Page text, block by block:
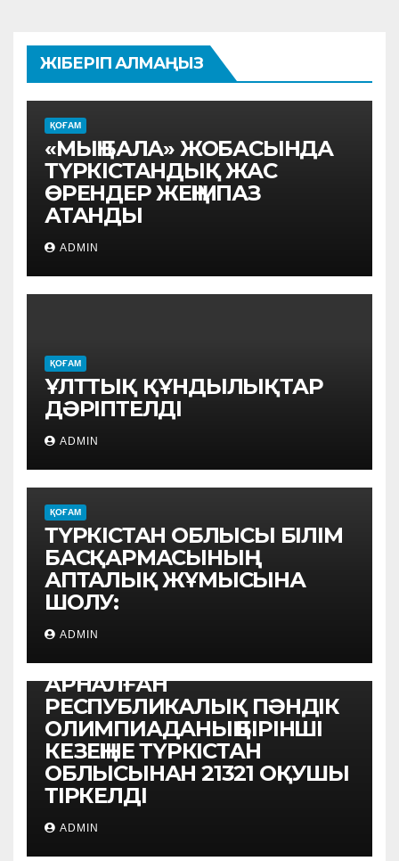
ЖІБЕРІП АЛМАҢЫЗ
ҚОҒАМ
«МЫҢ БАЛА» ЖОБАСЫНДА
ТҮРКІСТАНДЫҚ ЖАС
ӨРЕНДЕР ЖЕҢІМПАЗ
АТАНДЫ
ADMIN
ҚОҒАМ
ҰЛТТЫҚ ҚҰНДЫЛЫҚТАР
ДӘРІПТЕЛДІ
ADMIN
ҚОҒАМ
ТҮРКІСТАН ОБЛЫСЫ БІЛІМ
БАСҚАРМАСЫНЫҢ
АПТАЛЫҚ ЖҰМЫСЫНА
ШОЛУ:
ADMIN
АУЫЛ МЕКТЕПТЕРІ
ОҚУШЫЛАРЫНА
АРНАЛҒАН
РЕСПУБЛИКАЛЫҚ ПӘНДІК
ОЛИМПИАДАНЫҢ БІРІНШІ
КЕЗЕҢІНЕ ТҮРКІСТАН
ОБЛЫСЫНАН 21321 ОҚУШЫ
ТІРКЕЛДІ
ADMIN